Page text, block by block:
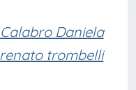
Calabro Daniela
renato trombelli